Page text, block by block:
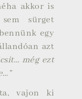
akkor is
sürget
egy
azt
még ezt
vajon ki